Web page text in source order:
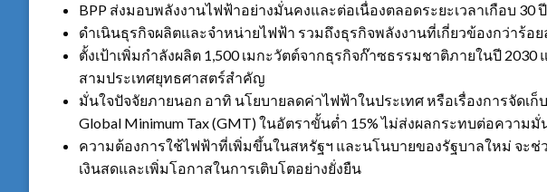
BPP ส่งมอบพลังงานไฟฟ้าอย่างมั่นคงและต่อเนื่องตลอดระยะเวลาเกือบ 30 ปี
ดำเนินธุรกิจผลิตและจำหน่ายไฟฟ้า รวมถึงธุรกิจพลังงานที่เกี่ยวข้องกว่าร้อย
ตั้งเป้าเพิ่มกำลังผลิต 1,500 เมกะวัตต์จากธุรกิจก๊าซธรรมชาติภายในปี
สามประเทศยุทธศาสตร์สำคัญ
มั่นใจปัจจัยภายนอก อาทิ นโยบายลดค่าไฟฟ้าในประเทศ หรือเรื่องการจัดเ
Global Minimum Tax (GMT) ในอัตราขั้นต่ำ 15% ไม่ส่งผลกระทบต่อความ
ความต้องการใช้ไฟฟ้าที่เพิ่มขึ้นในสหรัฐฯ และนโนบายของรัฐบาลใหม่ จะ
เงินสดและเพิ่มโอกาสในการเติบโตอย่างยั่งยืน